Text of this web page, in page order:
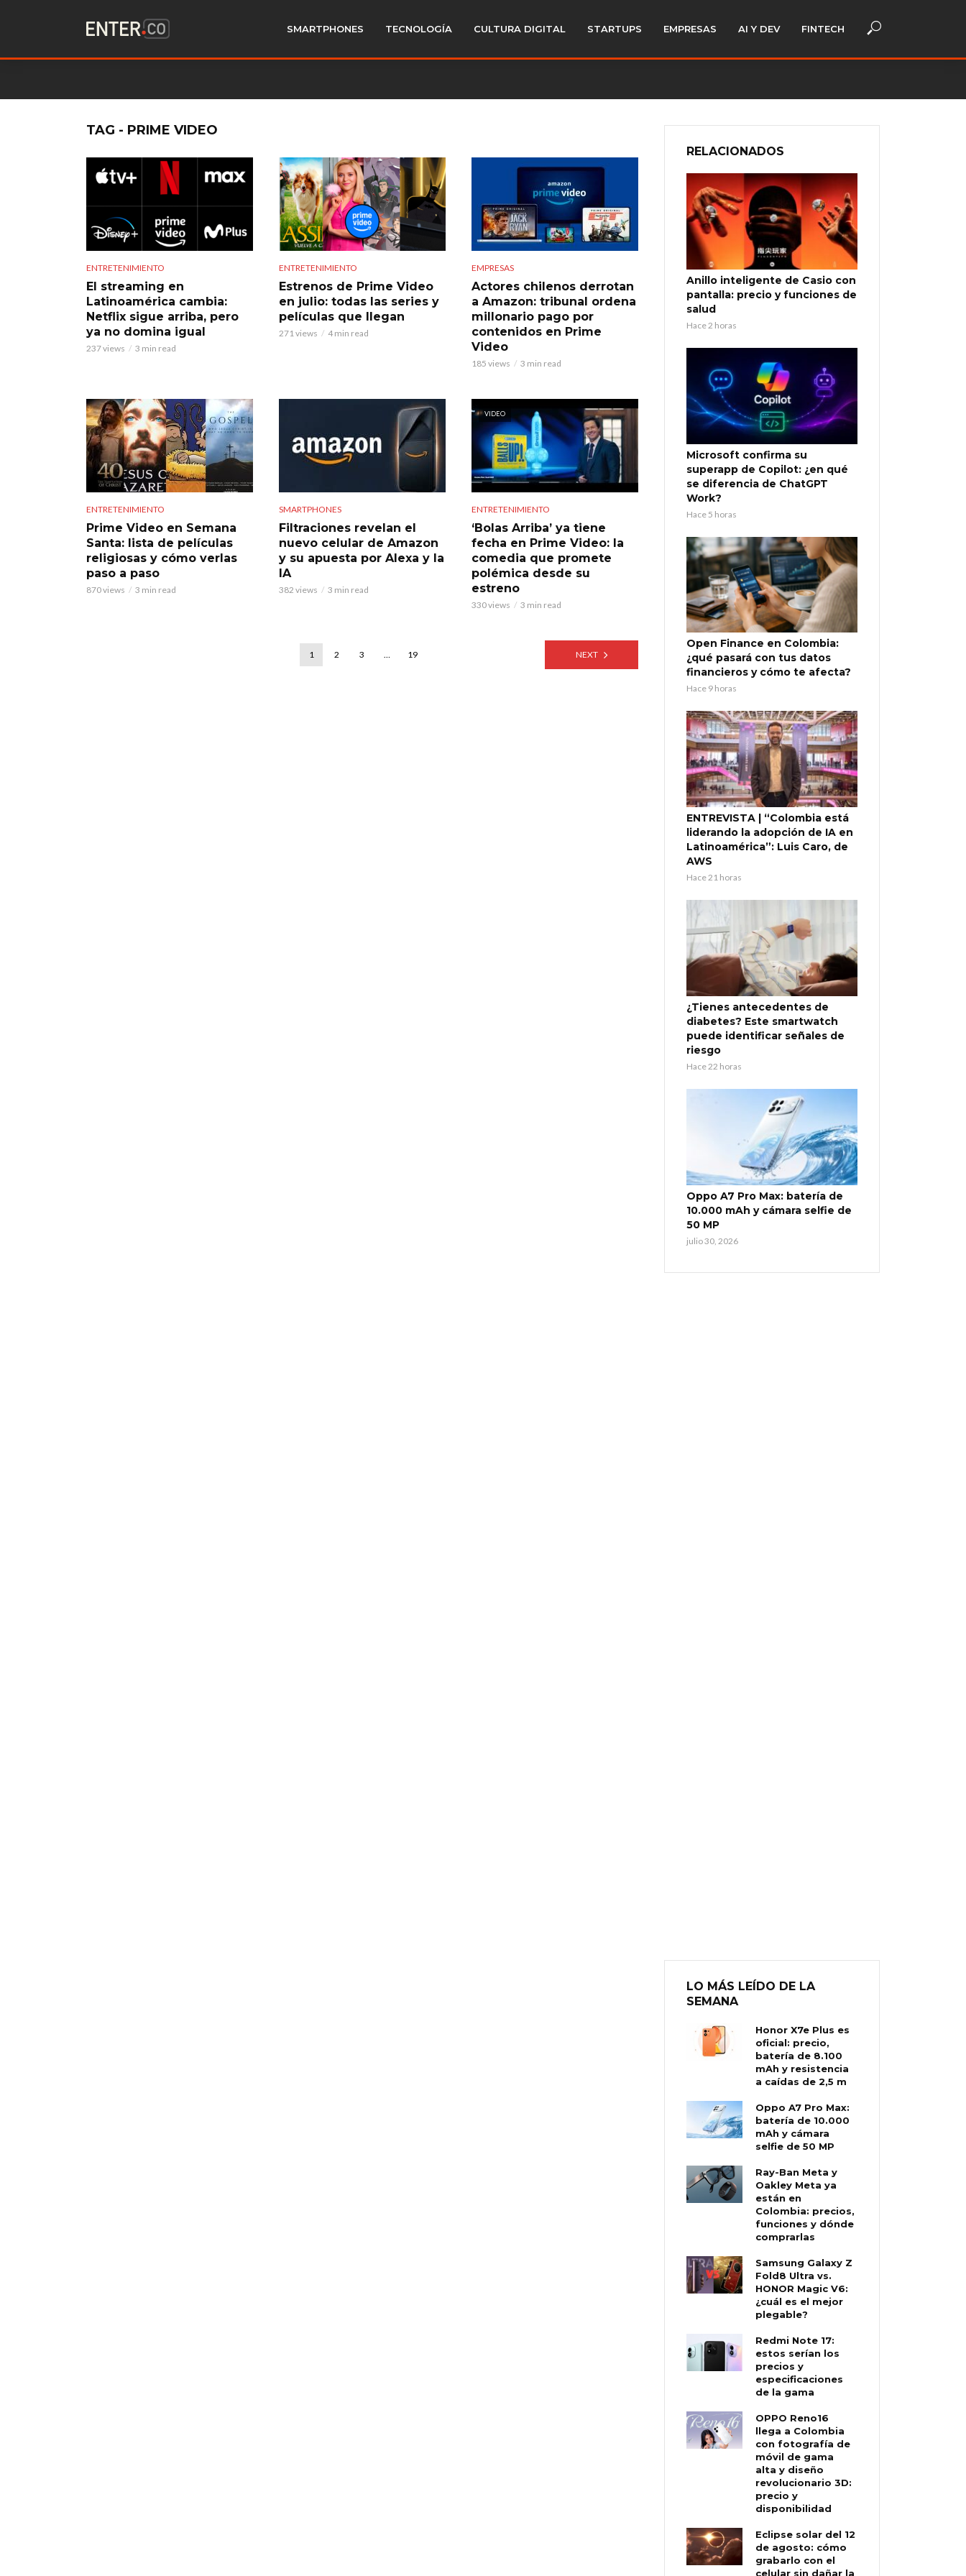
SMARTPHONES TECNOLOGÍA CULTURA DIGITAL STARTUPS EMPRESAS AI Y DEV FINTECH
TAG - PRIME VIDEO
ENTRETENIMIENTO
El streaming en
Latinoamérica cambia:
Netflix sigue arriba, pero
ya no domina igual
237 views 3 min read
ENTRETENIMIENTO
Estrenos de Prime Video
en julio: todas las series y
películas que llegan
271 views 4 min read
EMPRESAS
Actores chilenos derrotan
a Amazon: tribunal ordena
millonario pago por
contenidos en Prime
Video
185 views 3 min read
ENTRETENIMIENTO
Prime Video en Semana
Santa: lista de películas
religiosas y cómo verlas
paso a paso
870 views 3 min read
SMARTPHONES
Filtraciones revelan el
nuevo celular de Amazon
y su apuesta por Alexa y la
IA
382 views 3 min read
VIDEO
ENTRETENIMIENTO
‘Bolas Arriba’ ya tiene
fecha en Prime Video: la
comedia que promete
polémica desde su
estreno
330 views 3 min read
1 2 3 … 19 NEXT
RELACIONADOS
Anillo inteligente de Casio con
pantalla: precio y funciones de
salud
Hace 2 horas
Microsoft confirma su
superapp de Copilot: ¿en qué
se diferencia de ChatGPT
Work?
Hace 5 horas
Open Finance en Colombia:
¿qué pasará con tus datos
financieros y cómo te afecta?
Hace 9 horas
ENTREVISTA | “Colombia está
liderando la adopción de IA en
Latinoamérica”: Luis Caro, de
AWS
Hace 21 horas
¿Tienes antecedentes de
diabetes? Este smartwatch
puede identificar señales de
riesgo
Hace 22 horas
Oppo A7 Pro Max: batería de
10.000 mAh y cámara selfie de
50 MP
julio 30, 2026
LO MÁS LEÍDO DE LA
SEMANA
Honor X7e Plus es
oficial: precio,
batería de 8.100
mAh y resistencia
a caídas de 2,5 m
Oppo A7 Pro Max:
batería de 10.000
mAh y cámara
selfie de 50 MP
Ray-Ban Meta y
Oakley Meta ya
están en
Colombia: precios,
funciones y dónde
comprarlas
Samsung Galaxy Z
Fold8 Ultra vs.
HONOR Magic V6:
¿cuál es el mejor
plegable?
Redmi Note 17:
estos serían los
precios y
especificaciones
de la gama
OPPO Reno16
llega a Colombia
con fotografía de
móvil de gama
alta y diseño
revolucionario 3D:
precio y
disponibilidad
Eclipse solar del 12
de agosto: cómo
grabarlo con el
celular sin dañar la